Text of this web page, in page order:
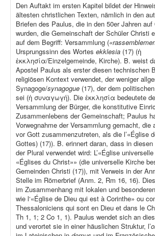
Den Auftakt im ersten Kapitel bildet der
ältesten christlichen Texten, nämlich in den
Briefen des Paulus, die in den 50er Jahren
wurden, die Gemeinschaft der Schüler Christi
auf dem Begriff: Versammlung (
Ursprungssinn des Wortes ekklesia (17) (ἡ
ἐκκλησία/Einzelgemeinde, Kirche). B. weist
Apostel Paulus als erster diesen technischen
religiösen Kontext verwendet, der weniger
Synagoge/synagogue (17), der dem
sei (ἡ συναγωγή). Die ἐκκλησία bedeutete
Versammlung der Bürger, die konstitutive
Zusammenlebens der Gemeinschaft; Paulus
Vorwegnahme der Versammlung gemacht, die
vor Gott zusammenzutreten, als die l’«Église
Gottes) (17)). B. erinnert daran, dass in
der Plural verwendet wird: L’«Église
«Églises du Christ»» (die universelle Kirche
Gemeinden Christi (17)), mit Verweis in der
Stelle im Römerbrief (Anm. 2, Rm 16, 16).
im Zusammenhang mit lokalen und
wie l‘«Église de Dieu qui est à Corinthe» ou
Thessaloniciens qui sont en Dieu et dans le
Th 1, 1; 2 Co 1, 1). Paulus wendet sich an
und verortet sie in einer häuslichen Struktur, l’